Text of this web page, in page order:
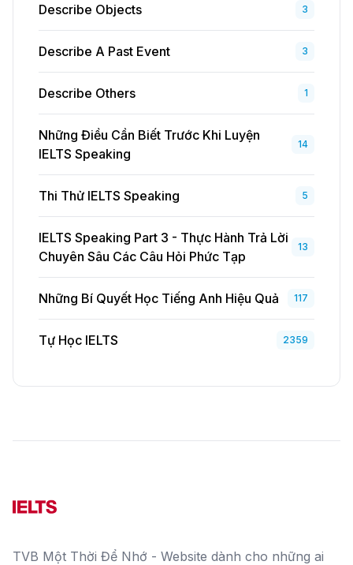
Describe Objects 3
Describe A Past Event 3
Describe Others 1
Những Điều Cần Biết Trước Khi Luyện
IELTS Speaking
14
Thi Thử IELTS Speaking 5
IELTS Speaking Part 3 - Thực Hành Trả Lời
Chuyên Sâu Các Câu Hỏi Phức Tạp
13
Những Bí Quyết Học Tiếng Anh Hiệu Quả 117
Tự Học IELTS 2359
TVB Một Thời Để Nhớ - Website dành cho những ai